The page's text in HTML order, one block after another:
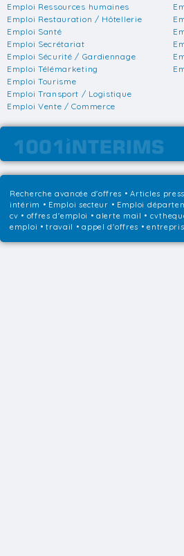
Emploi Ressources humaines
Emploi Restauration / Hôtellerie
Emploi Santé
Emploi Secrétariat
Emploi Sécurité / Gardiennage
Emploi Télémarketing
Emploi Tourisme
Emploi Transport / Logistique
Emploi Vente / Commerce
Recherche avancée d'offres •Articles
intérim • Emploi secteur • Emploi
cv • offres d'emploi • alerte mail •
emploi • travail • appel d'offres •